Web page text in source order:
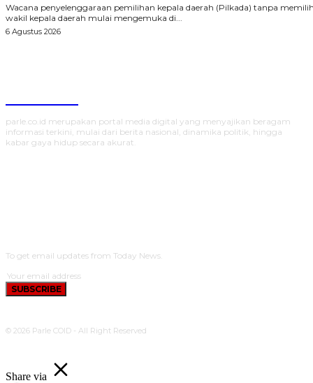
Wacana penyelenggaraan pemilihan kepala daerah (Pilkada) tanpa
wakil kepala daerah mulai mengemuka di...
6 Agustus 2026
parle.co.id merupakan portal media digital yang menyajikan beragam
informasi terkini, mulai dari berita nasional, dinamika politik, hingga
kabar gaya hidup secara akurat.
To get email updates from Today News.
SUBSCRIBE
© 2026 Parle COID - All Right Reserved
Share via